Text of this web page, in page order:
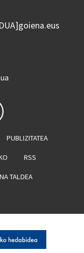
PUBLIZITATEA
RSS
TALDEA